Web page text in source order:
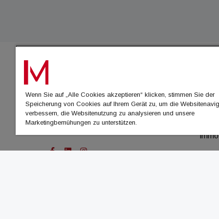
Wenn Sie auf „Alle Cookies akzeptieren“ klicken, stimmen Sie der
Speicherung von Cookies auf Ihrem Gerät zu, um die
verbessern, die Websitenutzung zu analysieren und unsere
Marketingbemühungen zu unterstützen.